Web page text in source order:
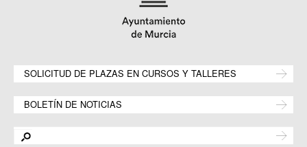
SOLICITUD DE PLAZAS EN CURSOS Y TALLERES
BOLETÍN DE NOTICIAS